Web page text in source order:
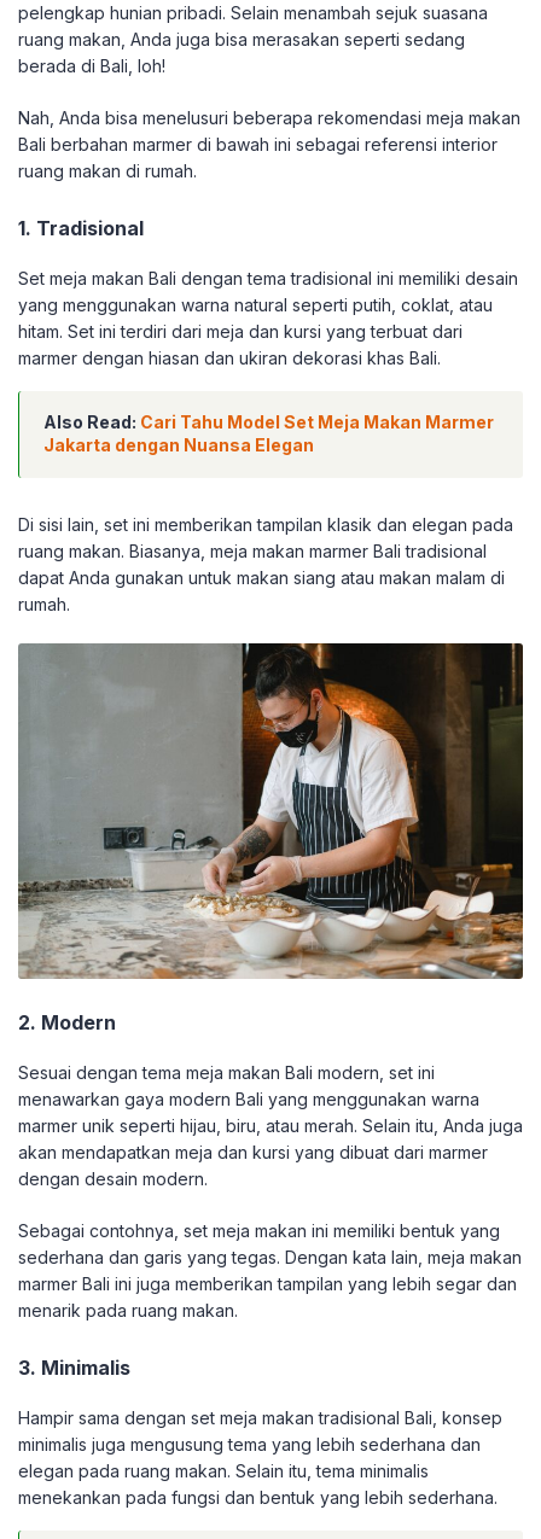
pelengkap hunian pribadi. Selain menambah sejuk suasana
ruang makan, Anda juga bisa merasakan seperti sedang
berada di Bali, loh!
Nah, Anda bisa menelusuri beberapa rekomendasi meja makan
Bali berbahan marmer di bawah ini sebagai referensi interior
ruang makan di rumah.
1. Tradisional
Set meja makan Bali dengan tema tradisional ini memiliki desain
yang menggunakan warna natural seperti putih, coklat, atau
hitam. Set ini terdiri dari meja dan kursi yang terbuat dari
marmer dengan hiasan dan ukiran dekorasi khas Bali.
Also Read: Cari Tahu Model Set Meja Makan Marmer
Jakarta dengan Nuansa Elegan
Di sisi lain, set ini memberikan tampilan klasik dan elegan pada
ruang makan. Biasanya, meja makan marmer Bali tradisional
dapat Anda gunakan untuk makan siang atau makan malam di
rumah.
2. Modern
Sesuai dengan tema meja makan Bali modern, set ini
menawarkan gaya modern Bali yang menggunakan warna
marmer unik seperti hijau, biru, atau merah. Selain itu, Anda juga
akan mendapatkan meja dan kursi yang dibuat dari marmer
dengan desain modern.
Sebagai contohnya, set meja makan ini memiliki bentuk yang
sederhana dan garis yang tegas. Dengan kata lain, meja makan
marmer Bali ini juga memberikan tampilan yang lebih segar dan
menarik pada ruang makan.
3. Minimalis
Hampir sama dengan set meja makan tradisional Bali, konsep
minimalis juga mengusung tema yang lebih sederhana dan
elegan pada ruang makan. Selain itu, tema minimalis
menekankan pada fungsi dan bentuk yang lebih sederhana.